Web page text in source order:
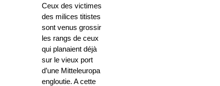
Ceux des victimes
des milices titistes
sont venus grossir
les rangs de ceux
qui planaient déjà
sur le vieux port
d’une Mitteleuropa
engloutie. A cette